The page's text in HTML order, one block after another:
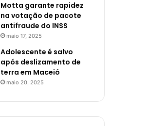
Motta garante rapidez
na votação de pacote
antifraude do INSS
maio 17, 2025
Adolescente é salvo
após deslizamento de
terra em Maceió
maio 20, 2025